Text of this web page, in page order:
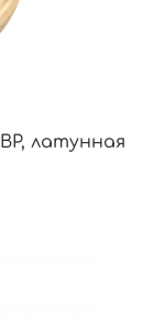
ВР, латунная